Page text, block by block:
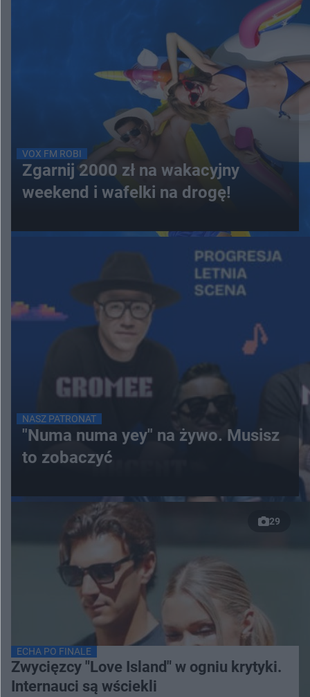
VOX FM ROBI
Zgarnij 2000 zł na wakacyjny
weekend i wafelki na drogę!
NASZ PATRONAT
"Numa numa yey" na żywo. Musisz
to zobaczyć
29
ECHA PO FINALE
Zwycięzcy "Love Island" w ogniu krytyki.
Internauci są wściekli